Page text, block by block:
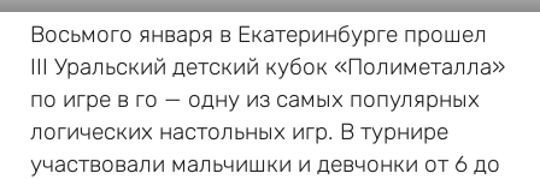
Восьмого января в Екатеринбурге прошел
III Уральский детский кубок «Полиметалла»
по игре в го — одну из самых популярных
логических настольных игр. В турнире
участвовали мальчишки и девчонки от 6 до